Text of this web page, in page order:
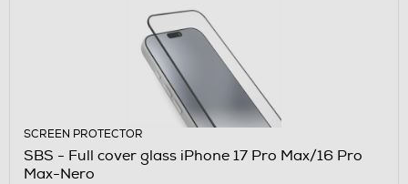
SCREEN PROTECTOR
SBS - Full cover glass iPhone 17 Pro Max/16 Pro
Max-Nero